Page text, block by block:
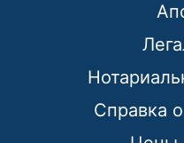
a
m
Справка